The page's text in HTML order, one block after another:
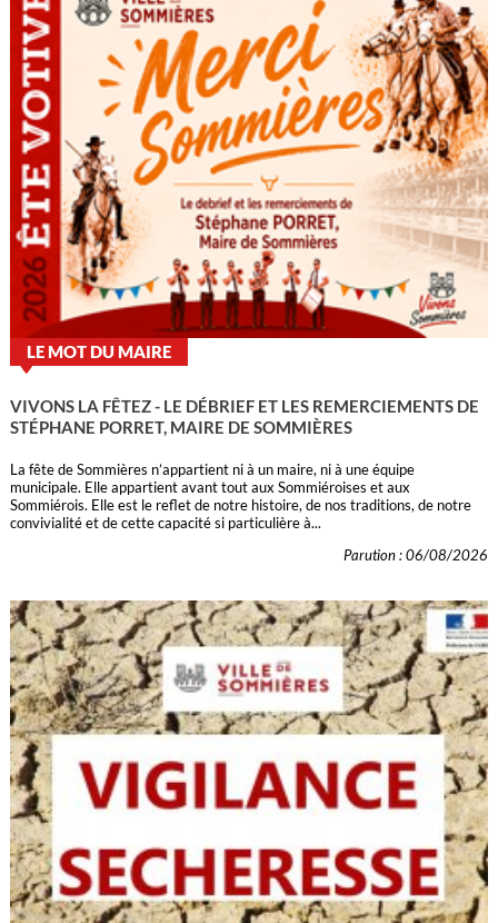
LE MOT DU MAIRE
VIVONS LA FÊTEZ - LE DÉBRIEF ET LES REMERCIEMENTS DE
STÉPHANE PORRET, MAIRE DE SOMMIÈRES
La fête de Sommières n’appartient ni à un maire, ni à une équipe
municipale. Elle appartient avant tout aux Sommiéroises et aux
Sommiérois. Elle est le reflet de notre histoire, de nos traditions, de notre
convivialité et de cette capacité si particulière à...
Parution : 06/08/2026